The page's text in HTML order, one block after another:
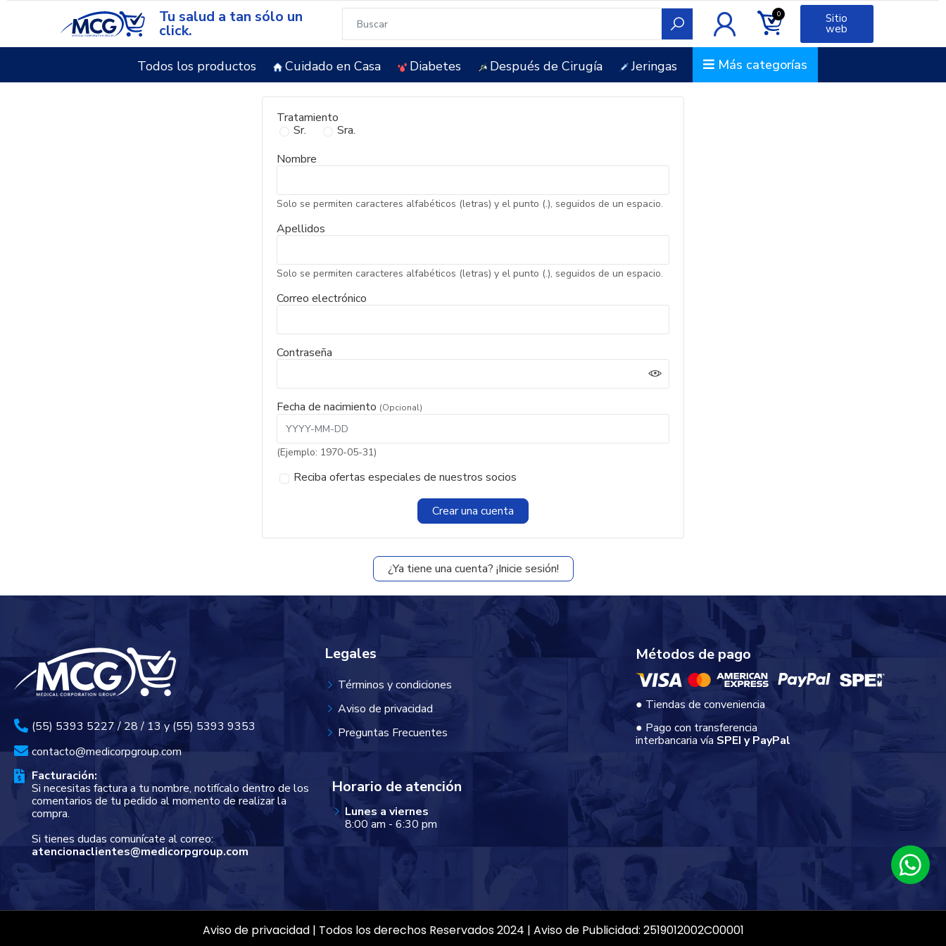
Tu salud a tan sólo un
click.
0 Sitio
web
Todos los productos Cuidado en Casa Diabetes Después de Cirugía Jeringas Más categorías
Tratamiento
Sr.
Sra.
Nombre
Solo se permiten caracteres alfabéticos (letras) y el punto (.), seguidos de un espacio.
Apellidos
Solo se permiten caracteres alfabéticos (letras) y el punto (.), seguidos de un espacio.
Correo electrónico
Contraseña
Fecha de nacimiento (Opcional)
(Ejemplo: 1970-05-31)
Reciba ofertas especiales de nuestros socios
Crear una cuenta
¿Ya tiene una cuenta? ¡Inicie sesión!
(55) 5393 5227 / 28 / 13 y (55) 5393 9353
contacto@medicorpgroup.com
Facturación:
Si necesitas factura a tu nombre, notifícalo dentro de los
comentarios de tu pedido al momento de realizar la
compra.
Si tienes dudas comunícate al correo:
atencionaclientes@medicorpgroup.com
Legales
Términos y condiciones
Aviso de privacidad
Preguntas Frecuentes
Horario de atención
Lunes a viernes
8:00 am - 6:30 pm
Métodos de pago
● Tiendas de conveniencia
● Pago con transferencia
interbancaria vía SPEI y PayPal
Aviso de privacidad | Todos los derechos Reservados 2024 | Aviso de Publicidad: 2519012002C00001